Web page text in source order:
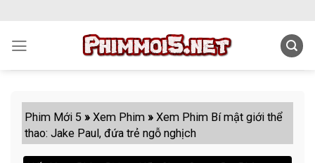
content
Phim Mới 5 »Xem Phim »Xem Phim Bí mật giới thể
thao: Jake Paul, đứa trẻ ngỗ nghịch